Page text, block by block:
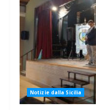
Notizie dalla Sicilia